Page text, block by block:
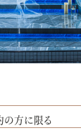
方に限る